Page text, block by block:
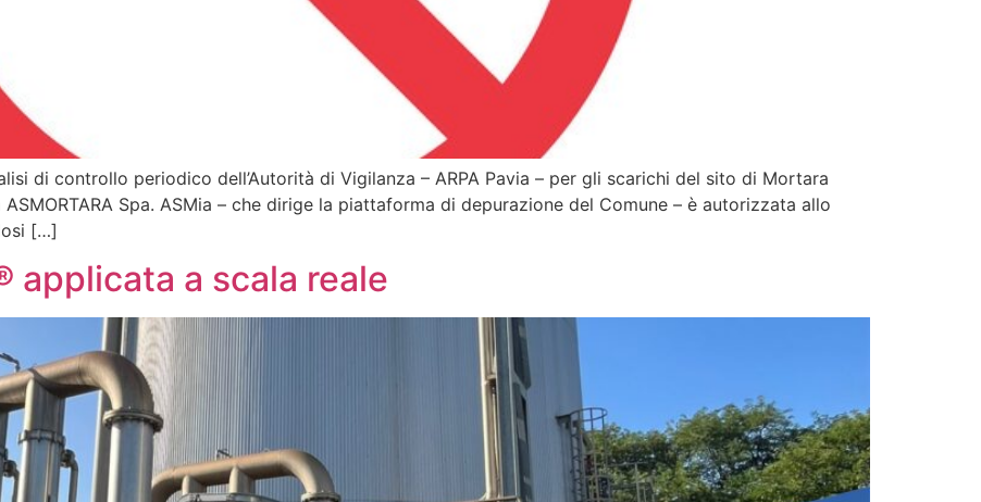
di controllo periodico dell’Autorità di Vigilanza – ARPA Pavia – per gli scarichi del sito di Mortara
Spa. ASMia – che dirige la piattaforma di depurazione del Comune – è autorizzata allo
[…]
applicata a scala reale